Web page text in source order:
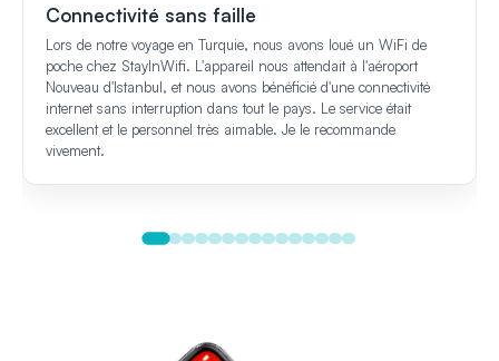
Connectivité sans faille
Lors de notre voyage en Turquie, nous avons loué un WiFi de
poche chez StayInWifi. L'appareil nous attendait à l'aéroport
Nouveau d'Istanbul, et nous avons bénéficié d'une connectivité
internet sans interruption dans tout le pays. Le service était
excellent et le personnel très aimable. Je le recommande
vivement.